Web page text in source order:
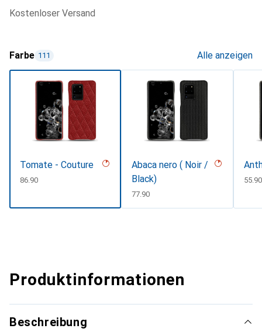
kostenloser Versand
Farbe 111 Alle anzeigen
Tomate - Couture
CHF
86.90
Abaca nero ( Noir /
Black)
CHF
77.90
CHF
55.90
Produktinformationen
Beschreibung